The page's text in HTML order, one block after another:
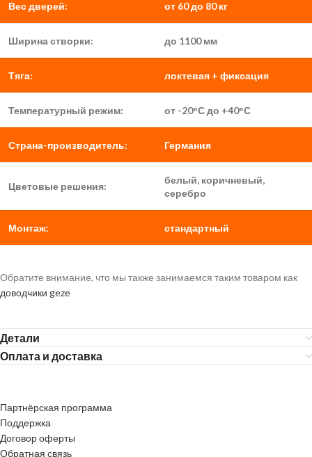
Вес дверей: от 60 до 80 кг
Ширина створки: до 1100 мм
Тяга: локтевая + фиксация
Температурный режим: от -20°С до +40°С
Страна-производитель: Германия
Цветовые решения:
белый, коричневый,
серебро
Монтаж: стандартный
Обратите внимание, что мы также занимаемся таким товаром как
доводчики geze
Детали
Оплата и доставка
Партнёрская программа
Поддержка
Договор оферты
Обратная связь